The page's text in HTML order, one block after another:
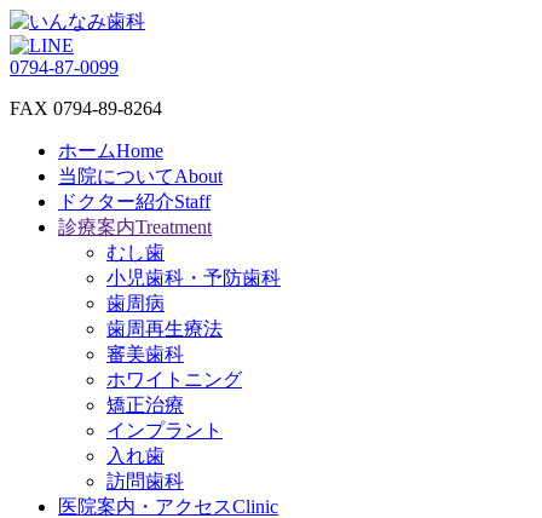
0794-87-0099
FAX 0794-89-8264
ホームHome
当院についてAbout
ドクター紹介Staff
診療案内Treatment
むし歯
小児歯科・予防歯科
歯周病
歯周再生療法
審美歯科
ホワイトニング
矯正治療
インプラント
入れ歯
訪問歯科
医院案内・アクセスClinic